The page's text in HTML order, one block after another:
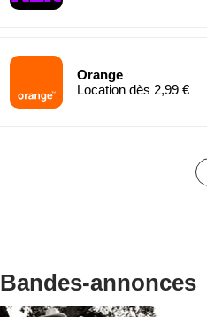
Orange
Location dès 2,99 €
Bandes-annonces